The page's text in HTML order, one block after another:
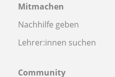
Mitmachen
Nachhilfe geben
Lehrer:innen suchen
Community